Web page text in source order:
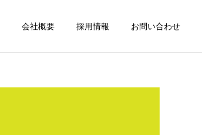
会社概要 採用情報 お問い合わせ